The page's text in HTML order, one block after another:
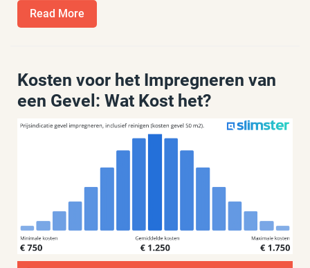
Read More
More
Kosten voor het Impregneren van
een Gevel: Wat Kost het?